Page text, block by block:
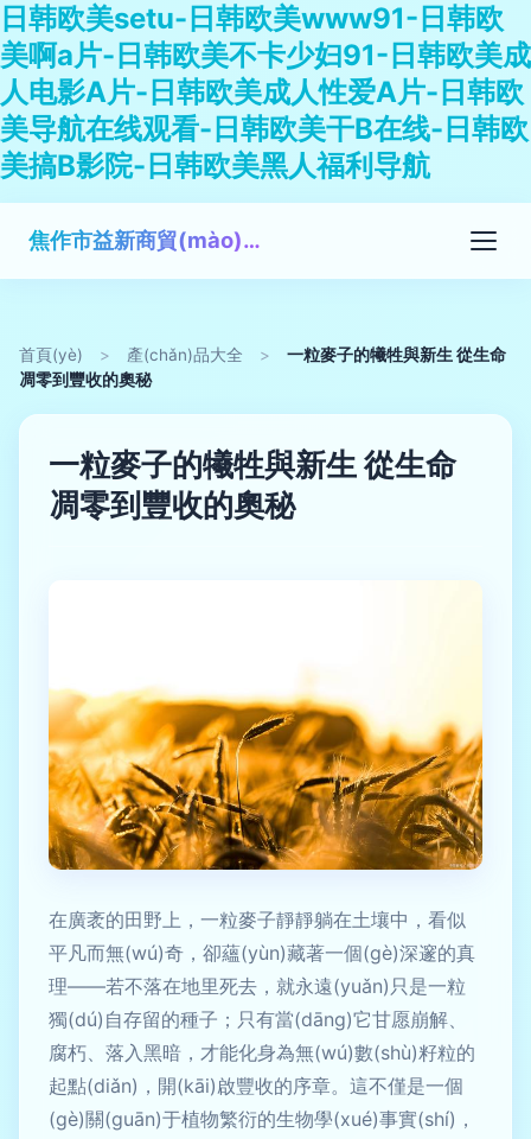
日韩欧美setu-日韩欧美www91-日韩欧
美啊a片-日韩欧美不卡少妇91-日韩欧美成
人电影A片-日韩欧美成人性爱A片-日韩欧
美导航在线观看-日韩欧美干B在线-日韩欧
美搞B影院-日韩欧美黑人福利导航
焦作市益新商貿(mào)有限公司
首頁(yè) > 產(chǎn)品大全 >
一粒麥子的犧牲與新生 從生命
凋零到豐收的奧秘
一粒麥子的犧牲與新生 從生命
凋零到豐收的奧秘
在廣袤的田野上，一粒麥子靜靜躺在土壤中，看似
平凡而無(wú)奇，卻蘊(yùn)藏著一個(gè)深邃的真
理——若不落在地里死去，就永遠(yuǎn)只是一粒
獨(dú)自存留的種子；只有當(dāng)它甘愿崩解、
腐朽、落入黑暗，才能化身為無(wú)數(shù)籽粒的
起點(diǎn)，開(kāi)啟豐收的序章。這不僅是一個
(gè)關(guān)于植物繁衍的生物學(xué)事實(shí)，